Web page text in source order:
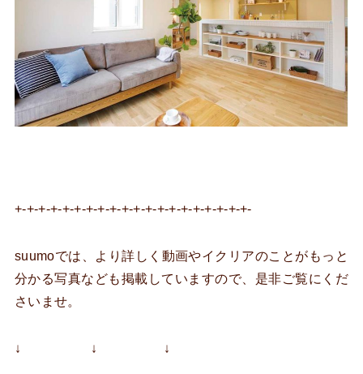
+-+-+-+-+-+-+-+-+-+-+-+-+-+-+-+-+-+-+-+-
suumoでは、より詳しく動画やイクリアのことがもっと
分かる写真なども掲載していますので、是非ご覧にくだ
さいませ。
↓ ↓ ↓